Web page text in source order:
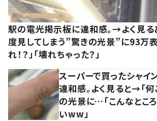
駅の電光掲示板に違和感。→よく見
度見してしまう”驚きの光景”に93万
れ！？」「壊れちゃった？」
スーパーで買ったシャイ
違和感。よく見ると→「何
の光景に…「こんなところ
いww」